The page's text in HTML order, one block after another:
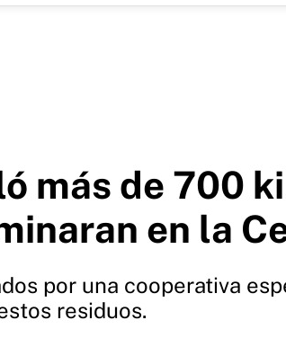
más de 700
en la
por una cooperativa
residuos.